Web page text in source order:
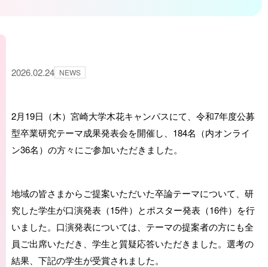
2026.02.24 NEWS
2月19日（木）宮崎大学木花キャンパスにて、令和7年度公募
型卒業研究テーマ成果発表会を開催し、184名（内オンライ
ン36名）の方々にご参加いただきました。
地域の皆さまからご提案いただいた卒論テーマについて、研
究した学生が口演発表（15件）とポスター発表（16件）を行
いました。口演発表については、テーマの提案者の方にも全
員ご出席いただき、学生と質疑応答いただきました。選考の
結果、下記の学生が受賞されました。